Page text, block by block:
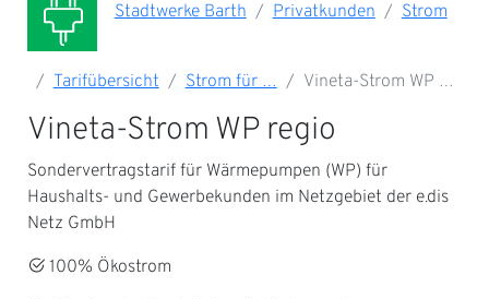
Stadtwerke Barth Privatkunden Strom
Tarifübersicht Strom für … Vineta-Strom WP …
Vineta-Strom WP regio
Sondervertragstarif für Wärmepumpen (WP) für
Haushalts- und Gewerbekunden im Netzgebiet der e.dis
Netz GmbH
100% Ökostrom